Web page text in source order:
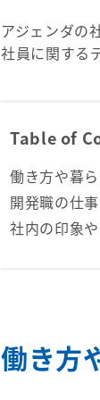
アジェンダの
社員に関する
Table of
働き方や暮
開発職の仕
社内の印象
働き方